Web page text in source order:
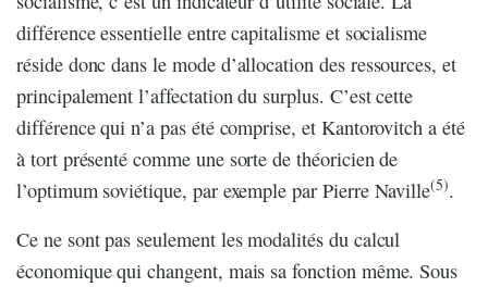
différence essentielle entre capitalisme et socialisme
réside donc dans le mode d’allocation des ressources, et
principalement l’affectation du surplus. C’est cette
différence qui n’a pas été comprise, et Kantorovitch a été
à tort présenté comme une sorte de théoricien de
l’optimum soviétique, par exemple par Pierre Naville(5).
Ce ne sont pas seulement les modalités du calcul
économique qui changent, mais sa fonction même. Sous